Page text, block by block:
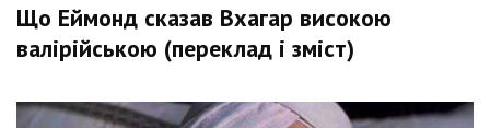
Що Еймонд сказав Вхагар високою
валірійською (переклад і зміст)